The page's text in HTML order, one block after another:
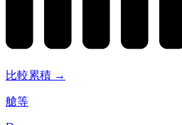
比較累積 →
艙等